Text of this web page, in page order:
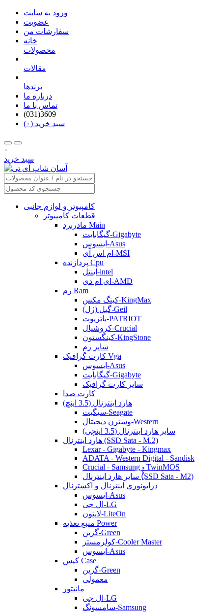
ورود به سایت
عضویت
سفارشات من
خانه
محصولات
مقالات
برندها
درباره ما
تماس با ما
(031)3609
سبد خرید (۰)
۰
سبد خرید
کامپیوتر و لوازم جانبی
قطعات کامپیوتر
مادربرد Main
گیگابایت-Gigabyte
ایسوس-Asus
ام اس آی-MSI
پردازنده Cpu
اینتل-intel
ای ام دی-AMD
رم Ram
کینگ مکس-KingMax
گیل (ژل)-Geil
پاتریوت-PATRIOT
کروشیال-Crucial
کینگستون-KingStone
سایر رم
کارت گرافیک Vga
ایسوس-Asus
گیگابایت-Gigabyte
سایر کارت گرافیک
کارت صدا
هارد اینترنال (3.5 اینچ)
سیگیت-Seagate
وسترن دیجیتال-Western
سایر هارد اینترنال (3.5 اینچی)
هارد اینترنال (SSD Sata - M.2)
Lexar - Gigabyte - Kingmax
ADATA - Western Digital - Sandisk
Crucial - Samsung - TwinMOS
سایر هارد اینترنال (ُُُِSSD Sata - M2)
درایونوری اینترنال و اکسترنال
ایسوس-Asus
ال جی-LG
لایتون-LiteOn
منبع تغذیه Power
گرین-Green
کولرمستر-Cooler Master
ایسوس-Asus
کیس Case
گرین-Green
معمولی
مانیتور
ال جی-LG
سامسونگ-Samsung